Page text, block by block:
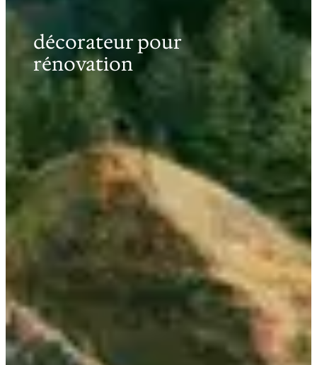
décorateur pour
rénovation